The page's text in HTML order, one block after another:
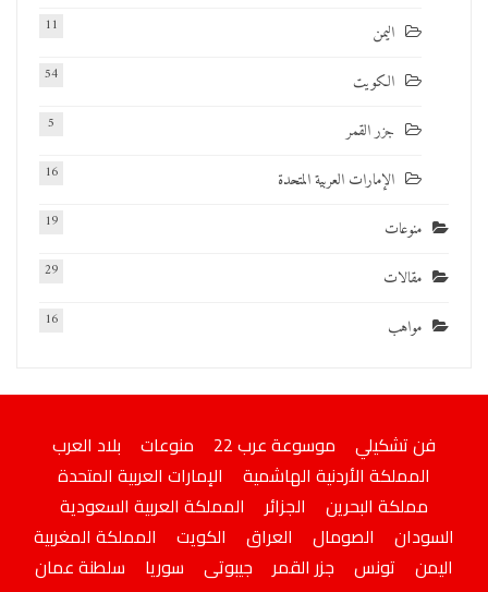
اليمن 11
الكويت 54
جزر القمر 5
الإمارات العربية المتحدة 16
منوعات 19
مقالات 29
مواهب 16
فن تشكيلي موسوعة عرب 22 منوعات
بلاد العرب
المملكة الأردنية الهاشمية
الإمارات العربية المتحدة
مملكة البحرين
الجزائر
المملكة العربية السعودية
السودان
الصومال العراق الكويت
المملكة المغربية
اليمن
تونس جزر القمر جيبوتى سوريا
سلطنة عمان